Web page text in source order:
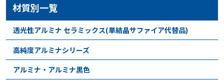
材質別一覧
透光性アルミナ セラミックス(単結晶サファイア代替品)
高純度アルミナシリーズ
アルミナ・アルミナ黒色